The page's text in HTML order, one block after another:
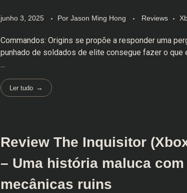
junho 3, 2025 Por Jason Ming Hong Reviews
Commandos: Origins se propõe a responder uma
punhado de soldados de elite consegue fazer o
...
Ler tudo
Review The Inquisitor
– Uma história maluca com
mecânicas ruins